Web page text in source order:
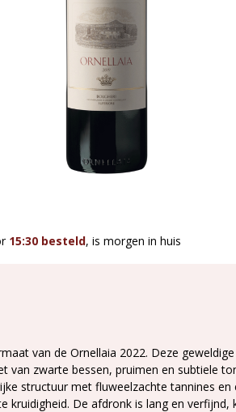
15:30 besteld, is morgen in huis
van de Ornellaia 2022. Deze
van zwarte bessen, pruimen en subtiele
structuur met fluweelzachte tannines
kruidigheid. De afdronk is lang en